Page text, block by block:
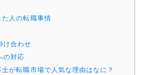
人の転職事情
け合わせ
の対応
が転職市場で人気な理由はなに？